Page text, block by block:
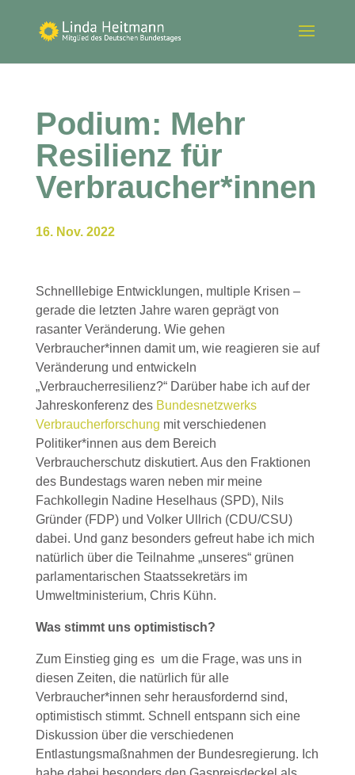
Podium: Mehr
Resilienz für
Verbraucher*innen
16. Nov. 2022
Schnelllebige Entwicklungen, multiple Krisen –
gerade die letzten Jahre waren geprägt von
rasanter Veränderung. Wie gehen
Verbraucher*innen damit um, wie reagieren sie auf
Veränderung und entwickeln
„Verbraucherresilienz?“ Darüber habe ich auf der
Jahreskonferenz des Bundesnetzwerks
Verbraucherforschung mit verschiedenen
Politiker*innen aus dem Bereich
Verbraucherschutz diskutiert. Aus den Fraktionen
des Bundestags waren neben mir meine
Fachkollegin Nadine Heselhaus (SPD), Nils
Gründer (FDP) und Volker Ullrich (CDU/CSU)
dabei. Und ganz besonders gefreut habe ich mich
natürlich über die Teilnahme „unseres“ grünen
parlamentarischen Staatssekretärs im
Umweltministerium, Chris Kühn.
Was stimmt uns optimistisch?
Zum Einstieg ging es um die Frage, was uns in
diesen Zeiten, die natürlich für alle
Verbraucher*innen sehr herausfordernd sind,
optimistisch stimmt. Schnell entspann sich eine
Diskussion über die verschiedenen
Entlastungsmaßnahmen der Bundesregierung. Ich